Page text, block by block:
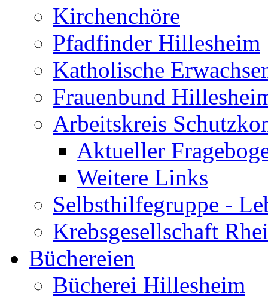
Kirchenchöre
Pfadfinder Hillesheim
Katholische
Frauenbund
Arbeitskreis
Aktueller
Weitere Links
Selbsthilfegruppe -
Krebsgesellschaft
Büchereien
Bücherei Hillesheim